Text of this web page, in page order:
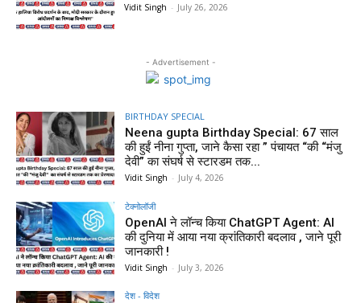
Vidit Singh - July 26, 2026
- Advertisement -
BIRTHDAY SPECIAL
Neena gupta Birthday Special: 67 साल
की हुईं नीना गुप्ता, जाने कैसा रहा ” पंचायत “की “मंजु
देवी” का संघर्ष से स्टारडम तक...
Vidit Singh - July 4, 2026
टेक्नोलॉजी
OpenAI ने लॉन्च किया ChatGPT Agent: AI
की दुनिया में आया नया क्रांतिकारी बदलाव , जाने पूरी
जानकारी !
Vidit Singh - July 3, 2026
देश - विदेश